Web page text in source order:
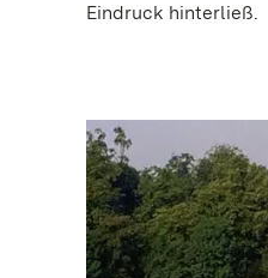
Eindruck hinterließ.